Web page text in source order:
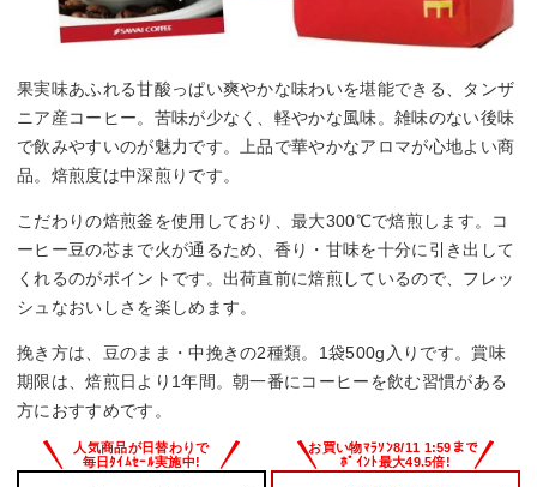
果実味あふれる甘酸っぱい爽やかな味わいを堪能できる、タンザ
ニア産コーヒー。苦味が少なく、軽やかな風味。雑味のない後味
で飲みやすいのが魅力です。上品で華やかなアロマが心地よい商
品。焙煎度は中深煎りです。
こだわりの焙煎釜を使用しており、最大300℃で焙煎します。コ
ーヒー豆の芯まで火が通るため、香り・甘味を十分に引き出して
くれるのがポイントです。出荷直前に焙煎しているので、フレッ
シュなおいしさを楽しめます。
挽き方は、豆のまま・中挽きの2種類。1袋500g入りです。賞味
期限は、焙煎日より1年間。朝一番にコーヒーを飲む習慣がある
方におすすめです。